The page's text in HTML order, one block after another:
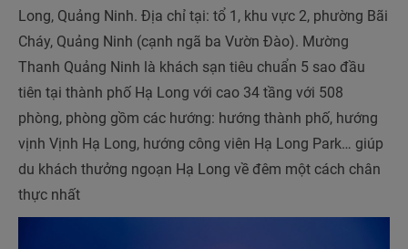
Long, Quảng Ninh. Địa chỉ tại: tổ 1, khu vực 2, phường Bãi
Cháy, Quảng Ninh (cạnh ngã ba Vườn Đào). Mường
Thanh Quảng Ninh là khách sạn tiêu chuẩn 5 sao đầu
tiên tại thành phố Hạ Long với cao 34 tầng với 508
phòng, phòng gồm các hướng: hướng thành phố, hướng
vịnh Vịnh Hạ Long, hướng công viên Hạ Long Park… giúp
du khách thưởng ngoạn Hạ Long về đêm một cách chân
thực nhất